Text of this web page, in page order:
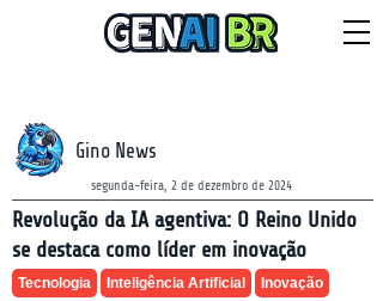
Gino News
segunda-feira, 2 de dezembro de 2024
Revolução da IA agentiva: O Reino Unido
se destaca como líder em inovação
Tecnologia Inteligência Artificial Inovação